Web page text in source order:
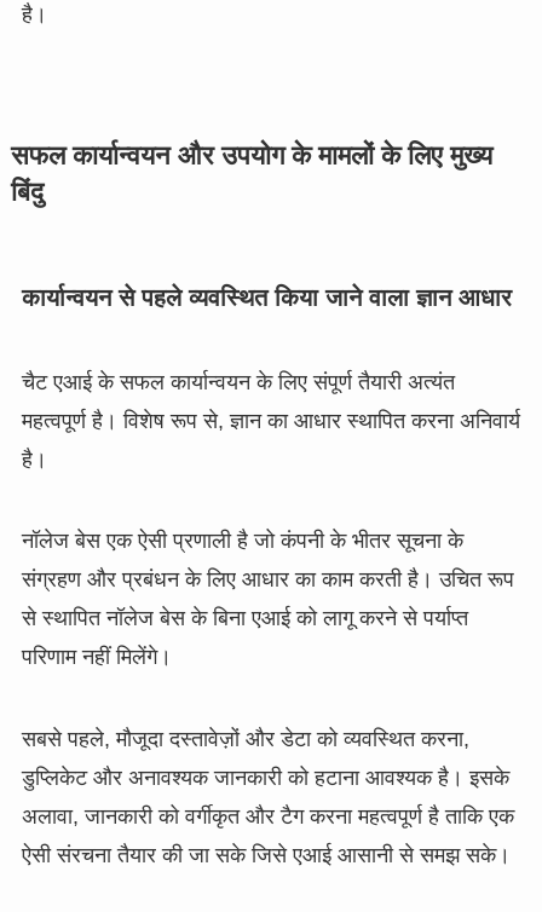
है।
सफल कार्यान्वयन और उपयोग के मामलों के लिए मुख्य
बिंदु
कार्यान्वयन से पहले व्यवस्थित किया जाने वाला ज्ञान आधार
चैट एआई के सफल कार्यान्वयन के लिए संपूर्ण तैयारी अत्यंत
महत्वपूर्ण है। विशेष रूप से, ज्ञान का आधार स्थापित करना अनिवार्य
है।
नॉलेज बेस एक ऐसी प्रणाली है जो कंपनी के भीतर सूचना के
संग्रहण और प्रबंधन के लिए आधार का काम करती है। उचित रूप
से स्थापित नॉलेज बेस के बिना एआई को लागू करने से पर्याप्त
परिणाम नहीं मिलेंगे।
सबसे पहले, मौजूदा दस्तावेज़ों और डेटा को व्यवस्थित करना,
डुप्लिकेट और अनावश्यक जानकारी को हटाना आवश्यक है। इसके
अलावा, जानकारी को वर्गीकृत और टैग करना महत्वपूर्ण है ताकि एक
ऐसी संरचना तैयार की जा सके जिसे एआई आसानी से समझ सके।